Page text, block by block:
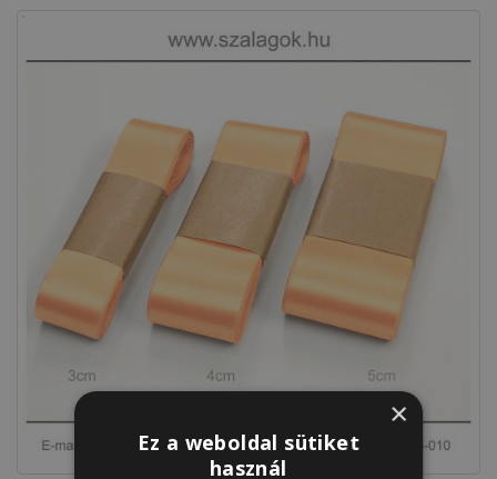
×
Ez a weboldal sütiket
használ